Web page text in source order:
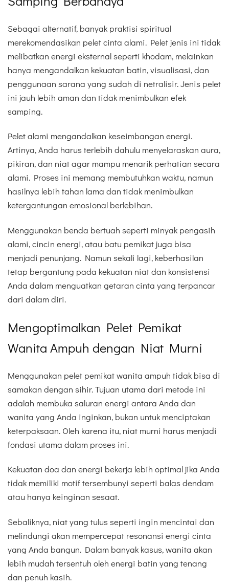
Sebagai alternatif, banyak praktisi spiritual
merekomendasikan pelet cinta alami. Pelet jenis ini tidak
melibatkan energi eksternal seperti khodam, melainkan
hanya mengandalkan kekuatan batin, visualisasi, dan
penggunaan sarana yang sudah di netralisir. Jenis pelet
ini jauh lebih aman dan tidak menimbulkan efek
samping.
Pelet alami mengandalkan keseimbangan energi.
Artinya, Anda harus terlebih dahulu menyelaraskan aura,
pikiran, dan niat agar mampu menarik perhatian secara
alami. Proses ini memang membutuhkan waktu, namun
hasilnya lebih tahan lama dan tidak menimbulkan
ketergantungan emosional berlebihan.
Menggunakan benda bertuah seperti minyak pengasih
alami, cincin energi, atau batu pemikat juga bisa
menjadi penunjang. Namun sekali lagi, keberhasilan
tetap bergantung pada kekuatan niat dan konsistensi
Anda dalam menguatkan getaran cinta yang terpancar
dari dalam diri.
Mengoptimalkan Pelet Pemikat
Wanita Ampuh dengan Niat Murni
Menggunakan pelet pemikat wanita ampuh tidak bisa di
samakan dengan sihir. Tujuan utama dari metode ini
adalah membuka saluran energi antara Anda dan
wanita yang Anda inginkan, bukan untuk menciptakan
keterpaksaan. Oleh karena itu, niat murni harus menjadi
fondasi utama dalam proses ini.
Kekuatan doa dan energi bekerja lebih optimal jika Anda
tidak memiliki motif tersembunyi seperti balas dendam
atau hanya keinginan sesaat.
Sebaliknya, niat yang tulus seperti ingin mencintai dan
melindungi akan mempercepat resonansi energi cinta
yang Anda bangun. Dalam banyak kasus, wanita akan
lebih mudah tersentuh oleh energi batin yang tenang
dan penuh kasih.